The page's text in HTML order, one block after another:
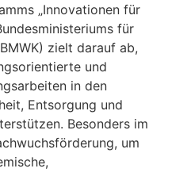
„Innovationen für
für
zielt darauf ab,
und
in den
Entsorgung und
Besonders im
um